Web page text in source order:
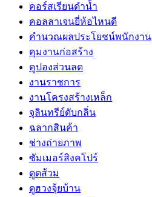
คอร์สเรียนดำน้ำ
คอลลาเจนยี่ห้อไหนดี
คำนวณผลประโยชน์พนักงาน
คุมงานก่อสร้าง
คูปองส่วนลด
งานราชการ
งานโครงสร้างเหล็ก
จุลินทรีย์ดับกลิ่น
ฉลากสินค้า
ช่างถ่ายภาพ
ซัมเมอร์สิงคโปร์
ดูดส้วม
ดูฮวงจุ้ยบ้าน